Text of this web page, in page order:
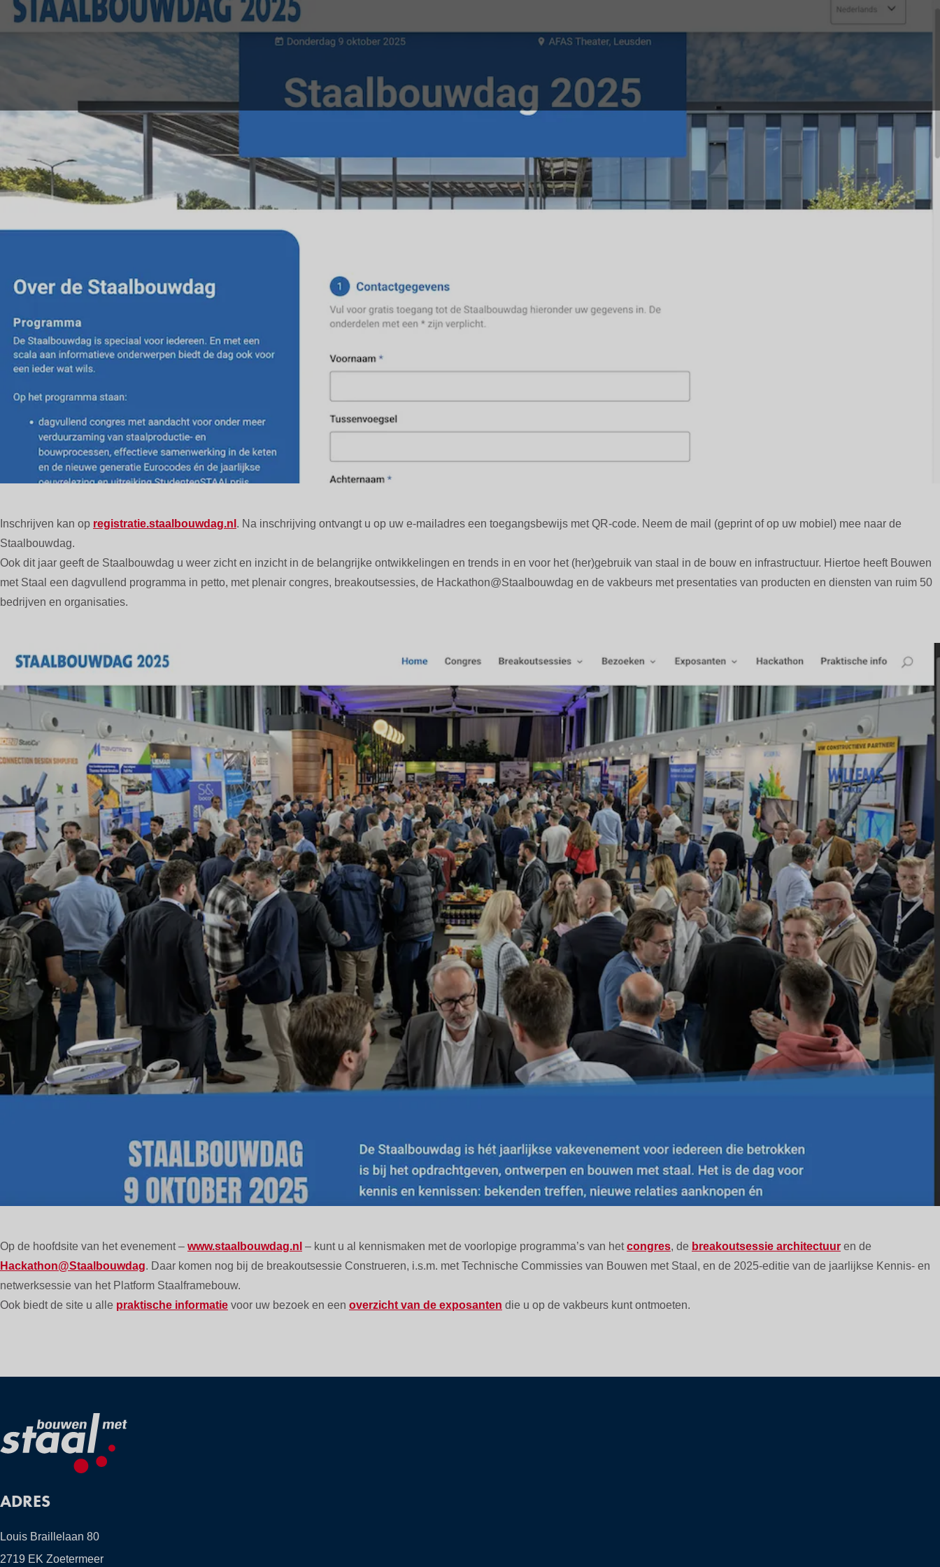
Inschrijven kan op registratie.staalbouwdag.nl . Na inschrijving ontvangt u op uw e-mailadres een toegangsbewijs met QR-code. Neem de mail (geprint of op uw mobiel) mee naar de
Staalbouwdag.
Ook dit jaar geeft de Staalbouwdag u weer zicht en inzicht in de belangrijke ontwikkelingen en trends in en voor het (her)gebruik van staal in de bouw en infrastructuur. Hiertoe heeft Bouwen
met Staal een dagvullend programma in petto, met plenair congres, breakoutsessies, de Hackathon@Staalbouwdag en de vakbeurs met presentaties van producten en diensten van ruim 50
bedrijven en organisaties.
Op de hoofdsite van het evenement – www.staalbouwdag.nl – kunt u al kennismaken met de voorlopige programma’s van hetcongres, de breakoutsessie architectuur en de
Hackathon@Staalbouwdag. Daar komen nog bij de breakoutsessie Construeren, i.s.m. met Technische Commissies van Bouwen met Staal, en de 2025-editie van de jaarlijkse Kennis- en
netwerksessie van het Platform Staalframebouw.
Ook biedt de site u alle praktische informatie voor uw bezoek en een overzicht van de exposanten die u op de vakbeurs kunt ontmoeten.
ADRES
Louis Braillelaan 80
2719 EK Zoetermeer